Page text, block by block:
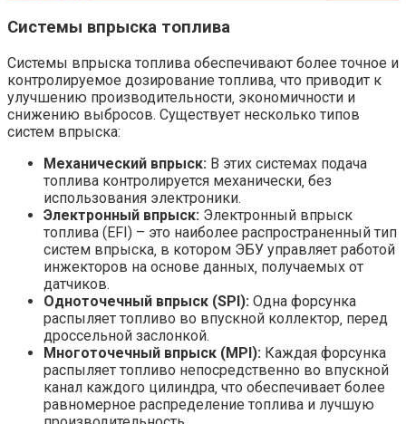
Системы впрыска топлива
Системы впрыска топлива обеспечивают более точное и
контролируемое дозирование топлива‚ что приводит к
улучшению производительности‚ экономичности и
снижению выбросов. Существует несколько типов
систем впрыска:
Механический впрыск: В этих системах подача
топлива контролируется механически‚ без
использования электроники.
Электронный впрыск: Электронный впрыск
топлива (EFI) – это наиболее распространенный тип
систем впрыска‚ в котором ЭБУ управляет работой
инжекторов на основе данных‚ получаемых от
датчиков.
Одноточечный впрыск (SPI): Одна форсунка
распыляет топливо во впускной коллектор‚ перед
дроссельной заслонкой.
Многоточечный впрыск (MPI): Каждая форсунка
распыляет топливо непосредственно во впускной
канал каждого цилиндра‚ что обеспечивает более
равномерное распределение топлива и лучшую